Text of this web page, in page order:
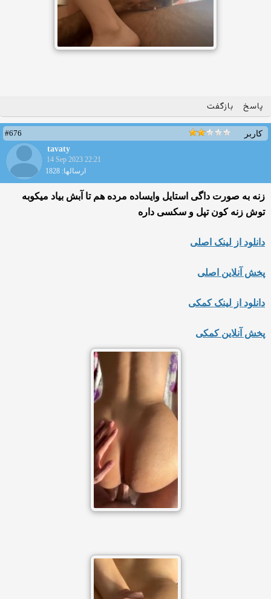
پاسخ بازگفت
کاربر
#676
tavaty
14 Sep 2023 22:21
ارسالها: 1828
زنه به صورت داگی استایل وایساده مرده هم تا آبش بیاد میکوبه
توش زنه کون تپل و سکسی داره
دانلود از لینک اصلی
پخش آنلاین اصلی
دانلود از لینک کمکی
پخش آنلاین کمکی